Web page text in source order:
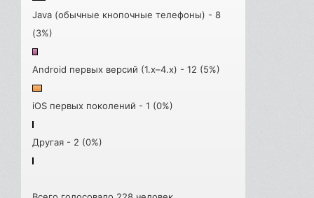
Java (обычные кнопочные телефоны) - 8
(3%)
Android первых версий (1.x–4.x) - 12 (5%)
iOS первых поколений - 1 (0%)
Другая - 2 (0%)